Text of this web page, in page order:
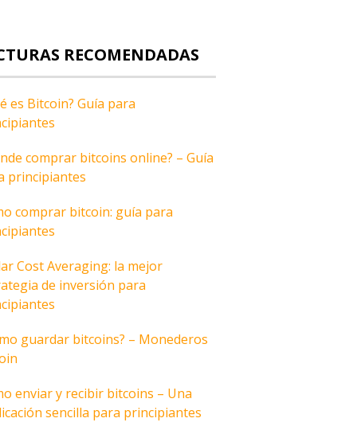
RECOMENDADAS
es Bitcoin? Guía para
comprar bitcoins online? – Guía
principiantes
comprar bitcoin: guía para
Cost Averaging: la mejor
de inversión para
guardar bitcoins? – Monederos
enviar y recibir bitcoins – Una
sencilla para principiantes